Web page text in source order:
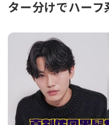
ター分けでハーフ